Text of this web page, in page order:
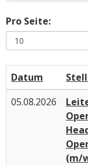
Pro Seite:
Datum
05.08.2026
(m/